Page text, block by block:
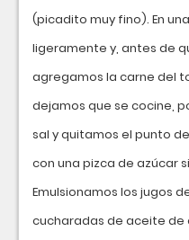
(picadito muy fino). En
ligeramente y, antes de
agregamos la carne del
dejamos que se cocine,
sal y quitamos el punto
con una pizca de azúcar
Emulsionamos los jugos
cucharadas de aceite de